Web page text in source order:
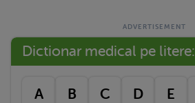
Dictionar medical pe litere:
A B C D E